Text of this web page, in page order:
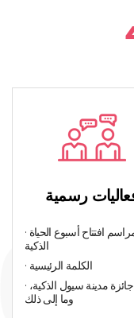
رسمية
· مراسم افتتاح أسبوع الحياة
الذكية
· الكلمة الرئيسية
· حفل جائزة مدينة سيول الذكية،
وما إلى ذلك